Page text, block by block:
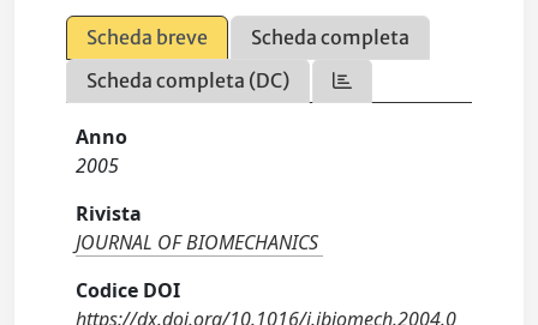
Scheda breve
Scheda completa
Scheda completa (DC)
Anno
2005
Rivista
JOURNAL OF BIOMECHANICS
Codice DOI
https://dx.doi.org/10.1016/j.jbiomech.2004.0